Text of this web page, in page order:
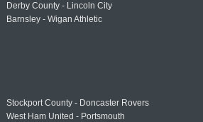
Derby County - Lincoln City
Barnsley - Wigan Athletic
Stockport County - Doncaster Rovers
West Ham United - Portsmouth